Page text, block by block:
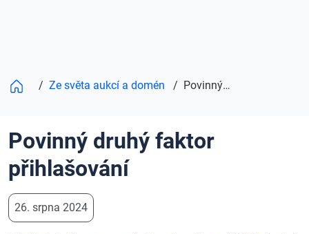
/ Ze světa aukcí a domén / Povinný druhý faktor přihlašování
Povinný druhý faktor
přihlašování
26. srpna 2024